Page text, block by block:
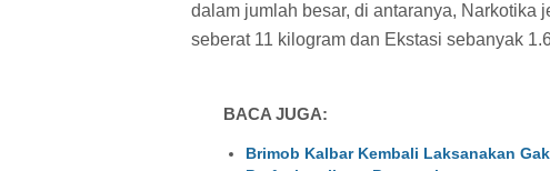
dalam jumlah besar, di antaranya, Narkotika
seberat 11 kilogram dan Ekstasi sebanyak
BACA JUGA:
Brimob Kalbar Kembali Laksanakan